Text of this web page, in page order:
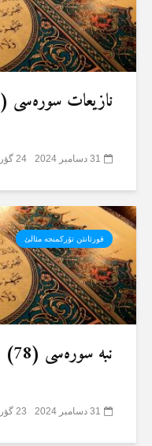
نازیعات سورەسی (79) – 1
31 دسامبر 2024 24 گؤرۆنتۆلنمە
قورئانئن تۆرکمنجە مئالئ
نبە سورەسی (78) – 2
31 دسامبر 2024 23 گؤرۆنتۆلنمە